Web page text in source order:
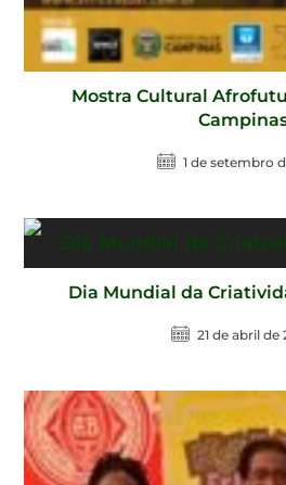
Mostra Cultural
1 de setembro
Dia Mundial da
21 de abril de